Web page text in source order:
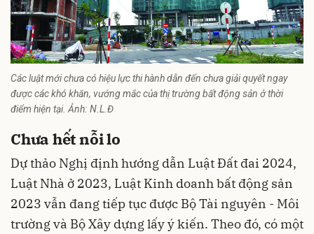
Các luật mới chưa có hiệu lực thi hành dẫn đến chưa giải quyết ngay
được các khó khăn, vướng mắc của thị trường bất động sản ở thời
điểm hiện tại. Ảnh: N.L.Đ
Chưa hết nỗi lo
Dự thảo Nghị định hướng dẫn Luật Đất đai 2024,
Luật Nhà ở 2023, Luật Kinh doanh bất động sản
2023 vẫn đang tiếp tục được Bộ Tài nguyên - Môi
trường và Bộ Xây dựng lấy ý kiến. Theo đó, có một